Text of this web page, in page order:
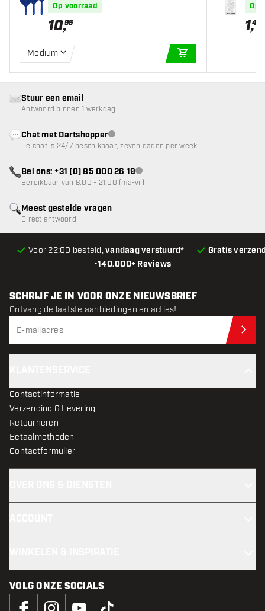
Op voorraad
10,95
Medium
Op
1,45
•140.000+ Reviews
Voor 22:00 besteld,vandaag verstuurd* Gratis
Meest gestelde vragen
Direct antwoord
Stuur een email
Antwoord binnen 1 werkdag
Chat met Dartshopperklantenservice niet beschikbaar
De chat is 24/7 beschikbaar, zeven dagen per week
Bel ons: +31 (0) 85 000 26 19klantenservice niet beschikbaar
Bereikbaar van 8:00 - 21:00 (ma-vr)
SCHRIJF JE IN VOOR ONZE NIEUWSBRIEF
Ontvang de laatste aanbiedingen en acties!
Contactinformatie
Verzending & Levering
Retourneren
Betaalmethoden
Contactformulier
VOLG ONZE SOCIALS